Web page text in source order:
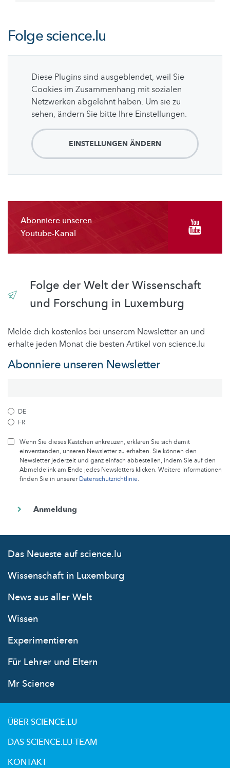
Folgescience.lu
Diese Plugins sind ausgeblendet, weil Sie
Cookies im Zusammenhang mit sozialen
Netzwerken abgelehnt haben. Um sie zu
sehen, ändern Sie bitte Ihre Einstellungen.
EINSTELLUNGEN ÄNDERN
Abonniere unseren
Youtube-Kanal
Folge der Welt der Wissenschaft
und Forschung in Luxemburg
Melde dich kostenlos bei unserem Newsletter an und
erhalte jeden Monat die besten Artikel von science.lu
Abonniere unseren Newsletter
DE
FR
Wenn Sie dieses Kästchen ankreuzen, erklären Sie sich damit
einverstanden, unseren Newsletter zu erhalten. Sie können den
Newsletter jederzeit und ganz einfach abbestellen, indem Sie auf den
Abmeldelink am Ende jedes Newsletters klicken. Weitere Informationen
finden Sie in unsererDatenschutzrichtlinie.
Das Neueste auf science.lu
Wissenschaft in Luxemburg
News aus aller Welt
Wissen
Experimentieren
Für Lehrer und Eltern
Mr Science
ÜBER SCIENCE.LU
DAS SCIENCE.LU-TEAM
KONTAKT